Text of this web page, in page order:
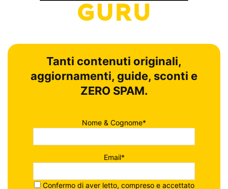
Tanti contenuti originali,
aggiornamenti, guide, sconti e
ZERO SPAM.
Nome & Cognome*
Email*
Confermo di aver letto, compreso e accettato